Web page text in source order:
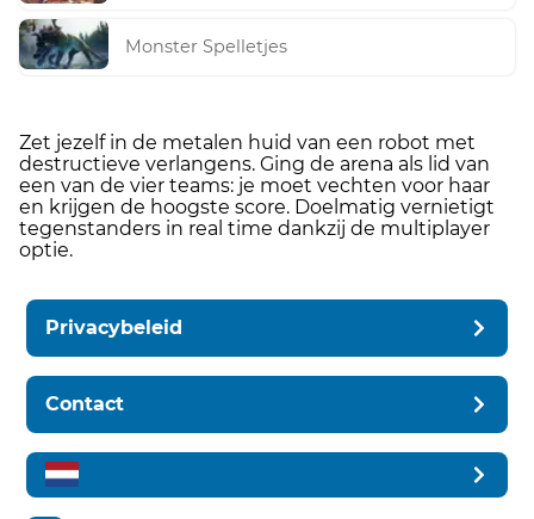
Monster Spelletjes
Zet jezelf in de metalen huid van een robot met
destructieve verlangens. Ging de arena als lid van
een van de vier teams: je moet vechten voor haar
en krijgen de hoogste score. Doelmatig vernietigt
tegenstanders in real time dankzij de multiplayer
optie.
Privacybeleid
Contact